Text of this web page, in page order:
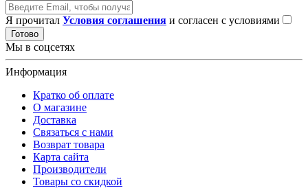
Я прочитал Условия соглашения и согласен с условиями
Готово
Мы в соцсетях
Информация
Кратко об оплате
О магазине
Доставка
Связаться с нами
Возврат товара
Карта сайта
Производители
Товары со скидкой